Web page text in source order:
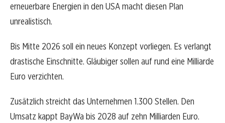
erneuerbare Energien in den USA macht diesen Plan
unrealistisch.
Bis Mitte 2026 soll ein neues Konzept vorliegen. Es verlangt
drastische Einschnitte. Gläubiger sollen auf rund eine Milliarde
Euro verzichten.
Zusätzlich streicht das Unternehmen 1.300 Stellen. Den
Umsatz kappt BayWa bis 2028 auf zehn Milliarden Euro.